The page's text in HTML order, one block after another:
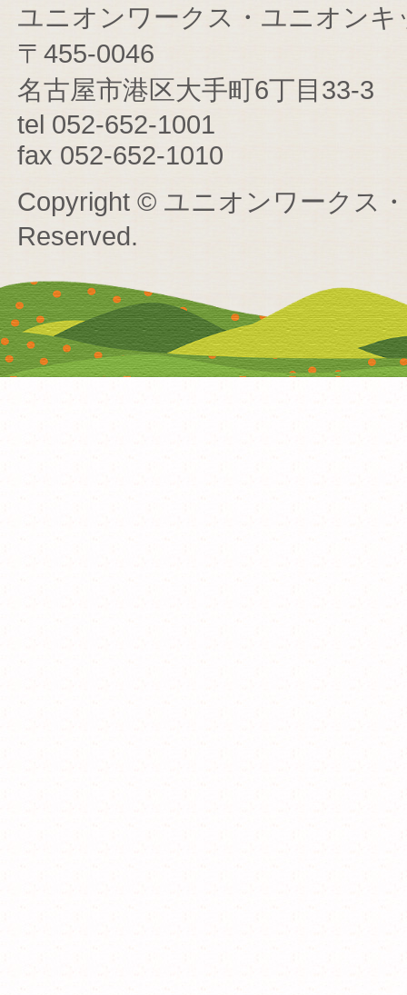
ユニオンワークス・ユニオンキ
〒455-0046
名古屋市港区大手町6丁目33-3
tel 052-652-1001
fax 052-652-1010
Copyright © ユニオンワークス
Reserved.